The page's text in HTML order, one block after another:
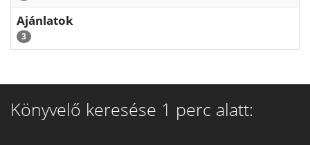
Ajánlatok
3
Könyvelő keresése 1 perc alatt: